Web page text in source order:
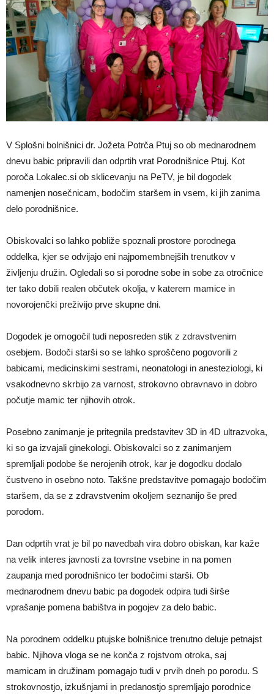
V Splošni bolnišnici dr. Jožeta Potrča Ptuj so ob mednarodnem
dnevu babic pripravili dan odprtih vrat Porodnišnice Ptuj. Kot
poroča Lokalec.si ob sklicevanju na PeTV, je bil dogodek
namenjen nosečnicam, bodočim staršem in vsem, ki jih zanima
delo porodnišnice.
Obiskovalci so lahko pobliže spoznali prostore porodnega
oddelka, kjer se odvijajo eni najpomembnejših trenutkov v
življenju družin. Ogledali so si porodne sobe in sobe za otročnice
ter tako dobili realen občutek okolja, v katerem mamice in
novorojenčki preživijo prve skupne dni.
Dogodek je omogočil tudi neposreden stik z zdravstvenim
osebjem. Bodoči starši so se lahko sproščeno pogovorili z
babicami, medicinskimi sestrami, neonatologi in anesteziologi, ki
vsakodnevno skrbijo za varnost, strokovno obravnavo in dobro
počutje mamic ter njihovih otrok.
Posebno zanimanje je pritegnila predstavitev 3D in 4D ultrazvoka,
ki so ga izvajali ginekologi. Obiskovalci so z zanimanjem
spremljali podobe še nerojenih otrok, kar je dogodku dodalo
čustveno in osebno noto. Takšne predstavitve pomagajo bodočim
staršem, da se z zdravstvenim okoljem seznanijo še pred
porodom.
Dan odprtih vrat je bil po navedbah vira dobro obiskan, kar kaže
na velik interes javnosti za tovrstne vsebine in na pomen
zaupanja med porodnišnico ter bodočimi starši. Ob
mednarodnem dnevu babic pa dogodek odpira tudi širše
vprašanje pomena babištva in pogojev za delo babic.
Na porodnem oddelku ptujske bolnišnice trenutno deluje petnajst
babic. Njihova vloga se ne konča z rojstvom otroka, saj
mamicam in družinam pomagajo tudi v prvih dneh po porodu. S
strokovnostjo, izkušnjami in predanostjo spremljajo porodnice